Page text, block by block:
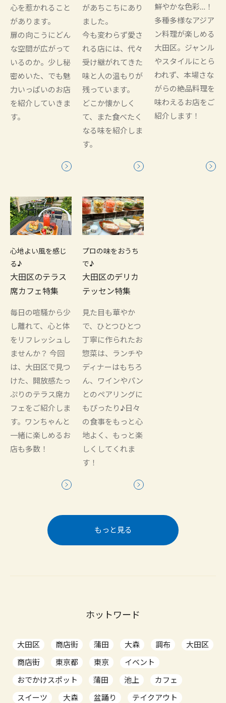
心を惹かれること
があります。
扉の向こうにどん
な空間が広がって
いるのか。少し秘
密めいた、でも魅
力いっぱいのお店
を紹介していきま
す。
があちこちにあり
ました。
今も変わらず愛さ
れる店には、代々
受け継がれてきた
味と人の温もりが
残っています。
どこか懐かしく
て、また食べたく
なる味を紹介しま
す。
鮮やかな色彩…！
多種多様なアジア
ン料理が楽しめる
大田区。ジャンル
やスタイルにとら
われず、本場さな
がらの絶品料理を
味わえるお店をご
紹介します！
心地よい風を感じ
る♪
大田区のテラス
席カフェ特集
毎日の喧騒から少
し離れて、心と体
をリフレッシュし
ませんか？ 今回
は、大田区で見つ
けた、開放感たっ
ぷりのテラス席カ
フェをご紹介しま
す。ワンちゃんと
一緒に楽しめるお
店も多数！
プロの味をおうち
で♪
大田区のデリカ
テッセン特集
見た目も華やか
で、ひとつひとつ
丁寧に作られたお
惣菜は、ランチや
ディナーはもちろ
ん、ワインやパン
とのペアリングに
もぴったり♪日々
の食事をもっと心
地よく、もっと楽
しくしてくれま
す！
もっと見る
ホットワード
大田区 商店街 蒲田 大森 調布
大田区
商店街
東京都 東京
イベント
おでかけスポット
蒲田 池上
カフェ
スイーツ
大森 盆踊り
テイクアウト